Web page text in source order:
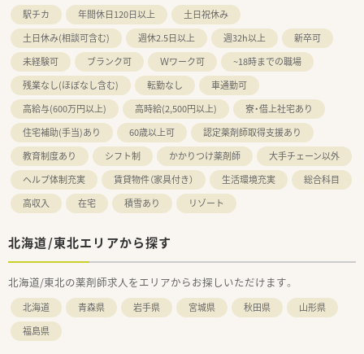
駅チカ 年間休日120日以上
土日祝休み
土日休み(相談可含む)
週休2.5日以上 週32h以上
新卒可
未経験可
ブランク可 Ｗワーク可
~18時までの職場
残業なし(ほぼなし含む)
転勤なし
車通勤可
高給与(600万円以上)
高時給(2,500円以上)
寮・借上社宅あり
住宅補助(手当)あり
60歳以上可
認定薬剤師取得支援あり
教育制度あり
シフト制 かかりつけ薬剤師
大手チェーン以外
ヘルプ体制充実
賃貸物件（家具付き） 生活環境充実
総合科目
高収入
在宅 積雪あり リゾート
北海道/東北エリアから探す
北海道/東北の薬剤師求人をエリアからお探しいただけます。
北海道 青森県 岩手県 宮城県 秋田県
山形県
福島県